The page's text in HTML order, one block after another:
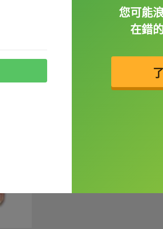
體，例如 join a club（加
您可能
在錯